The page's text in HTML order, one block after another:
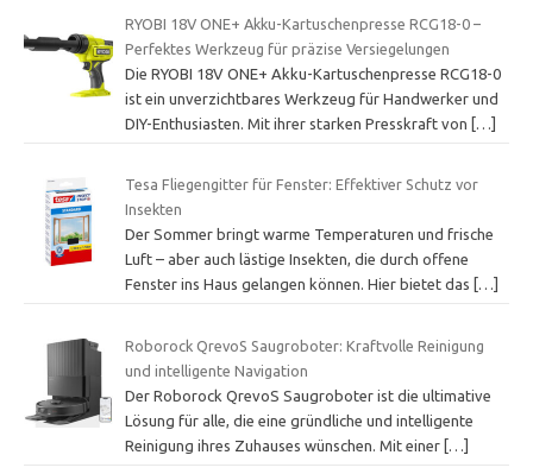
RYOBI 18V ONE+ Akku-Kartuschenpresse RCG18-0 –
Perfektes Werkzeug für präzise Versiegelungen
Die RYOBI 18V ONE+ Akku-Kartuschenpresse RCG18-0
ist ein unverzichtbares Werkzeug für Handwerker und
DIY-Enthusiasten. Mit ihrer starken Presskraft von
[…]
Tesa Fliegengitter für Fenster: Effektiver Schutz vor
Insekten
Der Sommer bringt warme Temperaturen und frische
Luft – aber auch lästige Insekten, die durch offene
Fenster ins Haus gelangen können. Hier bietet das
[…]
Roborock QrevoS Saugroboter: Kraftvolle Reinigung
und intelligente Navigation
Der Roborock QrevoS Saugroboter ist die ultimative
Lösung für alle, die eine gründliche und intelligente
Reinigung ihres Zuhauses wünschen. Mit einer […]